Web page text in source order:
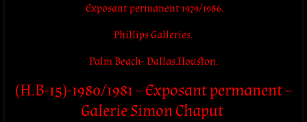
Exposant permanent 1979/1986.
Phillips Galleries.
Palm Beach- Dallas.Houston.
(H.B-15)-1980/1981 – Exposant permanent –
Galerie Simon Chaput